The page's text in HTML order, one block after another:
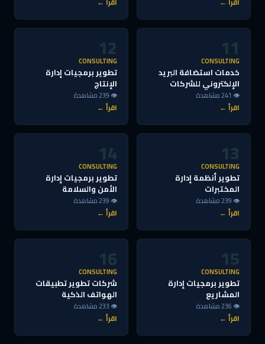
11
CONSULTING
خدمات استضافة البريد
الإلكتروني للشركات
👁 241 مشاهدة
اقرأ ←
12
CONSULTING
تطوير برمجيات إدارة
الإنتاج
👁 239 مشاهدة
اقرأ ←
13
CONSULTING
تطوير أنظمة إدارة
المختبرات
👁 239 مشاهدة
اقرأ ←
14
CONSULTING
تطوير برمجيات إدارة
الأمن والسلامة
👁 239 مشاهدة
اقرأ ←
15
CONSULTING
تطوير برمجيات إدارة
المشاريع
👁 236 مشاهدة
اقرأ ←
16
CONSULTING
شركات تطوير تطبيقات
الهواتف الذكية
👁 233 مشاهدة
اقرأ ←